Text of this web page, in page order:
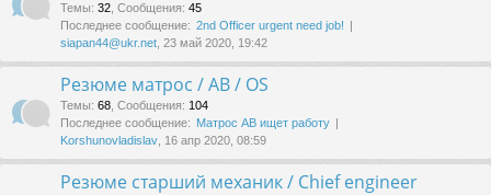
Темы: 32 Сообщения: 45
Последнее сообщение: 2nd Officer urgent need job!
siapan44@ukr.net , 23 май 2020, 19:42
Резюме матрос / AB / OS
Темы: 68 Сообщения: 104
Последнее сообщение: Матрос АВ ищет работу
Korshunovladislav , 16 апр 2020, 08:59
Резюме старший механик / Chief engineer